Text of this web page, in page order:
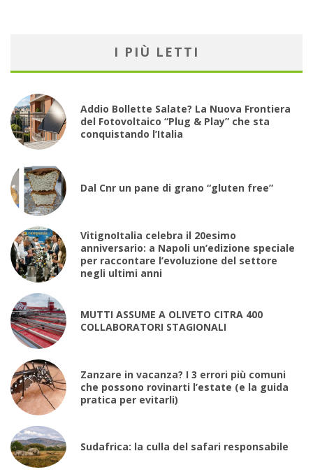
I PIÙ LETTI
Addio Bollette Salate? La Nuova Frontiera
del Fotovoltaico “Plug & Play” che sta
conquistando l’Italia
Dal Cnr un pane di grano “gluten free”
VitignoItalia celebra il 20esimo
anniversario: a Napoli un’edizione speciale
per raccontare l’evoluzione del settore
negli ultimi anni
MUTTI ASSUME A OLIVETO CITRA 400
COLLABORATORI STAGIONALI
Zanzare in vacanza? I 3 errori più comuni
che possono rovinarti l’estate (e la guida
pratica per evitarli)
Sudafrica: la culla del safari responsabile